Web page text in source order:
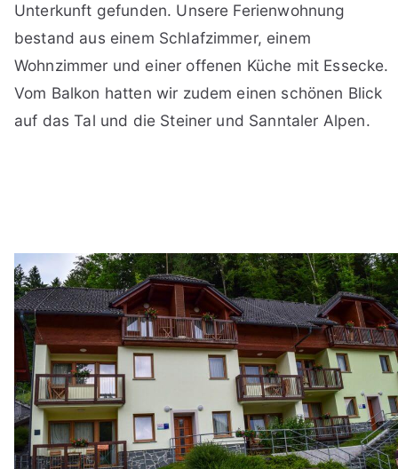
Unterkunft gefunden. Unsere Ferienwohnung
bestand aus einem Schlafzimmer, einem
Wohnzimmer und einer offenen Küche mit Essecke.
Vom Balkon hatten wir zudem einen schönen Blick
auf das Tal und die Steiner und Sanntaler Alpen.